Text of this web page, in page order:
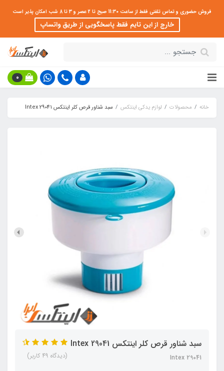
فروش حضوری و تماس تلفنی فقط از ساعت 11:30 صبح تا 2 عصر و 3 تا 8 شب امکان پذیر است
خارج از این تایم فقط پاسخگویی از طریق واتساپ
0
خانه محصولات لوازم یدکی اینتکس سبد شناور قرص کلر اینتکس Intex 29041
سبد شناور قرص کلر اینتکس Intex 29041
Intex 29041 (دیدگاه 49 کاربر)